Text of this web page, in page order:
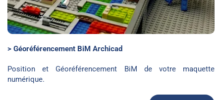
> Géoréférencement BiM Archicad
Position et Géoréférencement BiM de votre maquette
numérique.